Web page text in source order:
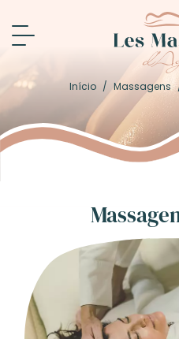
Início / Massagens